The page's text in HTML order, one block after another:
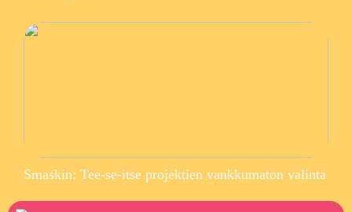
Smaskin: Tee-se-itse projektien vankkumaton valinta